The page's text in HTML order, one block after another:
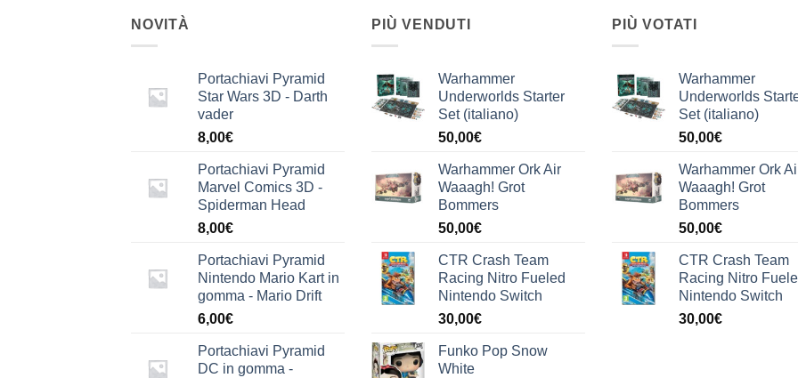
NOVITÀ
Portachiavi Pyramid
Star Wars 3D - Darth
vader
8,00€
Portachiavi Pyramid
Marvel Comics 3D -
Spiderman Head
8,00€
Portachiavi Pyramid
Nintendo Mario Kart in
gomma - Mario Drift
6,00€
Portachiavi Pyramid
DC in gomma -
PIÙ VENDUTI
Warhammer
Underworlds Starter
Set (italiano)
50,00€
Warhammer Ork Air
Waaagh! Grot
Bommers
50,00€
CTR Crash Team
Racing Nitro Fueled
Nintendo Switch
30,00€
Funko Pop Snow
White
PIÙ VOTATI
Warhammer
Underworlds
Set (italiano)
50,00€
Warhammer Ork
Waaagh! Grot
Bommers
50,00€
CTR Crash Team
Racing Nitro
Nintendo Switch
30,00€